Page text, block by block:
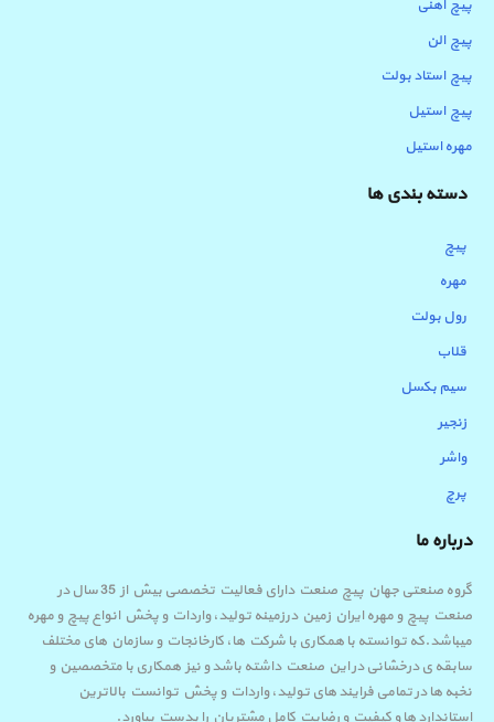
پیچ آهنی
پیچ الن
پیچ استاد بولت
پیچ استیل
مهره استیل
دسته بندی ها
پیچ
مهره
رول بولت
قلاب
سیم بکسل
زنجیر
واشر
پرچ
درباره ما
گروه صنعتی جهان پیچ صنعت دارای فعالیت تخصصی بیش از 35 سال در
صنعت پیچ و مهره ایران زمین درزمینه تولید، واردات و پخش انواع پیچ و مهره
میباشد.که توانسته با همکاری با شرکت ها، کارخانجات و سازمان های مختلف
سابقه ی درخشانی در این صنعت داشته باشد و نیز همکاری با متخصصین و
نخبه ها در تمامی فرایند های تولید، واردات و پخش توانست بالاترین